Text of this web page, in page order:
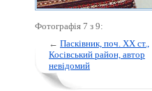
Фотографія 7 з 9:
← Пасківник, поч. ХХ ст.,
Косівський район, автор
невідомий